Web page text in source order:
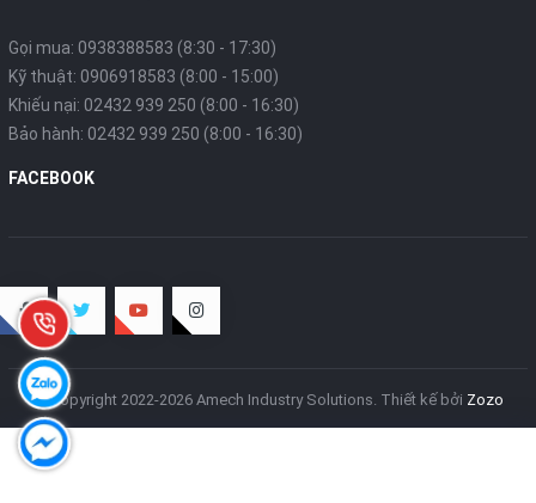
Gọi mua: 0938388583 (8:30 - 17:30)
Kỹ thuật: 0906918583 (8:00 - 15:00)
Khiếu nại: 02432 939 250 (8:00 - 16:30)
Bảo hành: 02432 939 250 (8:00 - 16:30)
FACEBOOK
© Copyright 2022-2026 Amech Industry Solutions. Thiết kế bởi Zozo